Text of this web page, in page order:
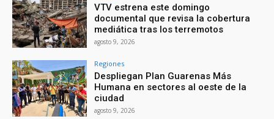
VTV estrena este domingo
documental que revisa la cobertura
mediática tras los terremotos
agosto 9, 2026
Regiones
Despliegan Plan Guarenas Más
Humana en sectores al oeste de la
ciudad
agosto 9, 2026